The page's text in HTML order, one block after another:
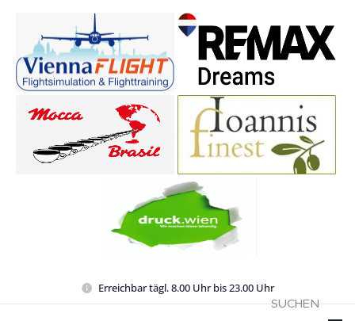
Erreichbar tägl. 8.00 Uhr bis 23.00 Uhr
SUCHEN